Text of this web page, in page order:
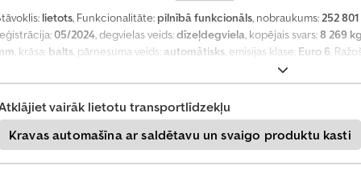
g
a
d
+
0
lietots, Funkcionalitāte: pilnībā funkcionāls, nobraukums:252
05/2024, degvielas veids:dīzeļdegviela, kopējais svars:8 269 kg
, krāsa: balts, pārnesuma veids: automātisks, emisijas klase: Euro 6,
, Aprīkojums:
vairāk lietotu transportlīdzekļu
Kravas automašīna ar saldētavu un svaigo produktu kasti